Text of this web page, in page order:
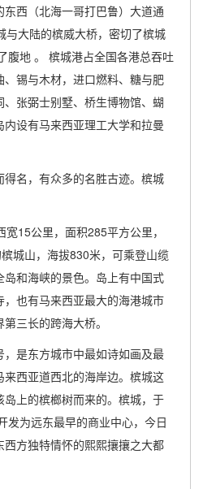
西（北海一哥打巴鲁）大道通
与大陆的槟威大桥，密切了槟城
腹地 。 槟城港占全国各港总吞吐
锡与木材，进口燃料、糖与肥
张弼士别墅、桥生博物馆、蝴
设有马来西亚理工大学和拉曼
名，有众多的名胜古迹。槟城
15公里，面积285平方公里，
城山，海拔830米，可乘登山缆
和海峡的景色。岛上有中国式
也有马来西亚最大的海港城市
三长的跨海大桥。
是东方城市中最如诗如画及最
西亚道西北的海岸边。槟城这
上的槟榔树而来的。槟城，于
发为远东最早的商业中心，今日
方独特情怀的熙熙攘攘之大都